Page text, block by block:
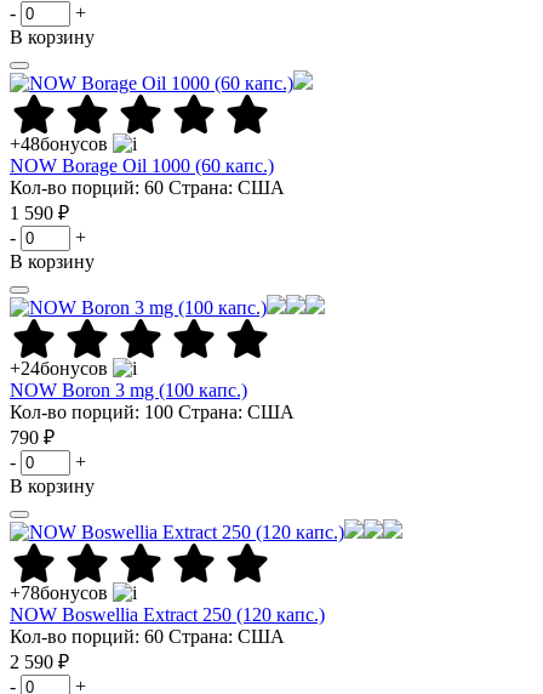
-
+
В корзину
+48бонусов
NOW Borage Oil 1000 (60 капс.)
Кол-во порций: 60 Страна: США
1 590 ₽
-
+
В корзину
+24бонусов
NOW Boron 3 mg (100 капс.)
Кол-во порций: 100 Страна: США
790 ₽
-
+
В корзину
+78бонусов
NOW Boswellia Extract 250 (120 капс.)
Кол-во порций: 60 Страна: США
2 590 ₽
-
+